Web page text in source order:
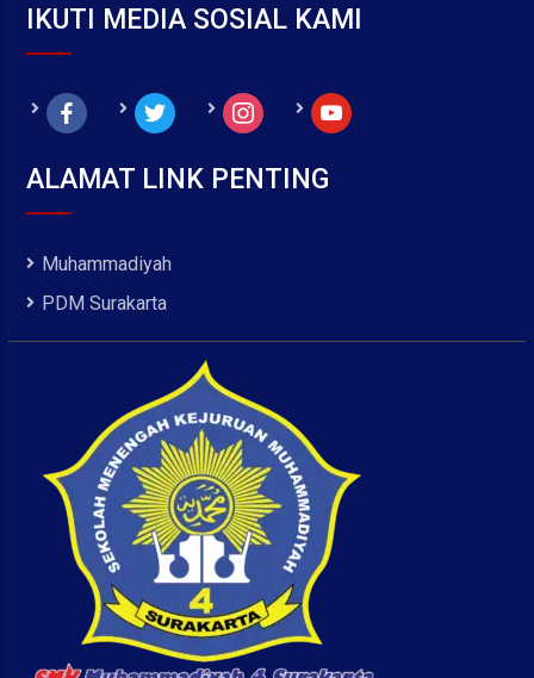
IKUTI MEDIA SOSIAL KAMI
facebook twitter instagram youtube
ALAMAT LINK PENTING
Muhammadiyah
PDM Surakarta